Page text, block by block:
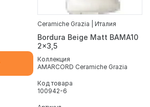
Ceramiche Grazia | Италия
Bordura Beige Matt BAMA10
2x3,5
Коллекция
AMARCORD Ceramiche Grazia
Код товара
100942-6